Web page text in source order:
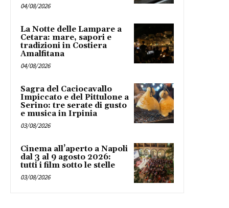
04/08/2026
La Notte delle Lampare a
Cetara: mare, sapori e
tradizioni in Costiera
Amalfitana
04/08/2026
Sagra del Caciocavallo
Impiccato e del Pittulone a
Serino: tre serate di gusto
e musica in Irpinia
03/08/2026
Cinema all’aperto a Napoli
dal 3 al 9 agosto 2026:
tutti i film sotto le stelle
03/08/2026